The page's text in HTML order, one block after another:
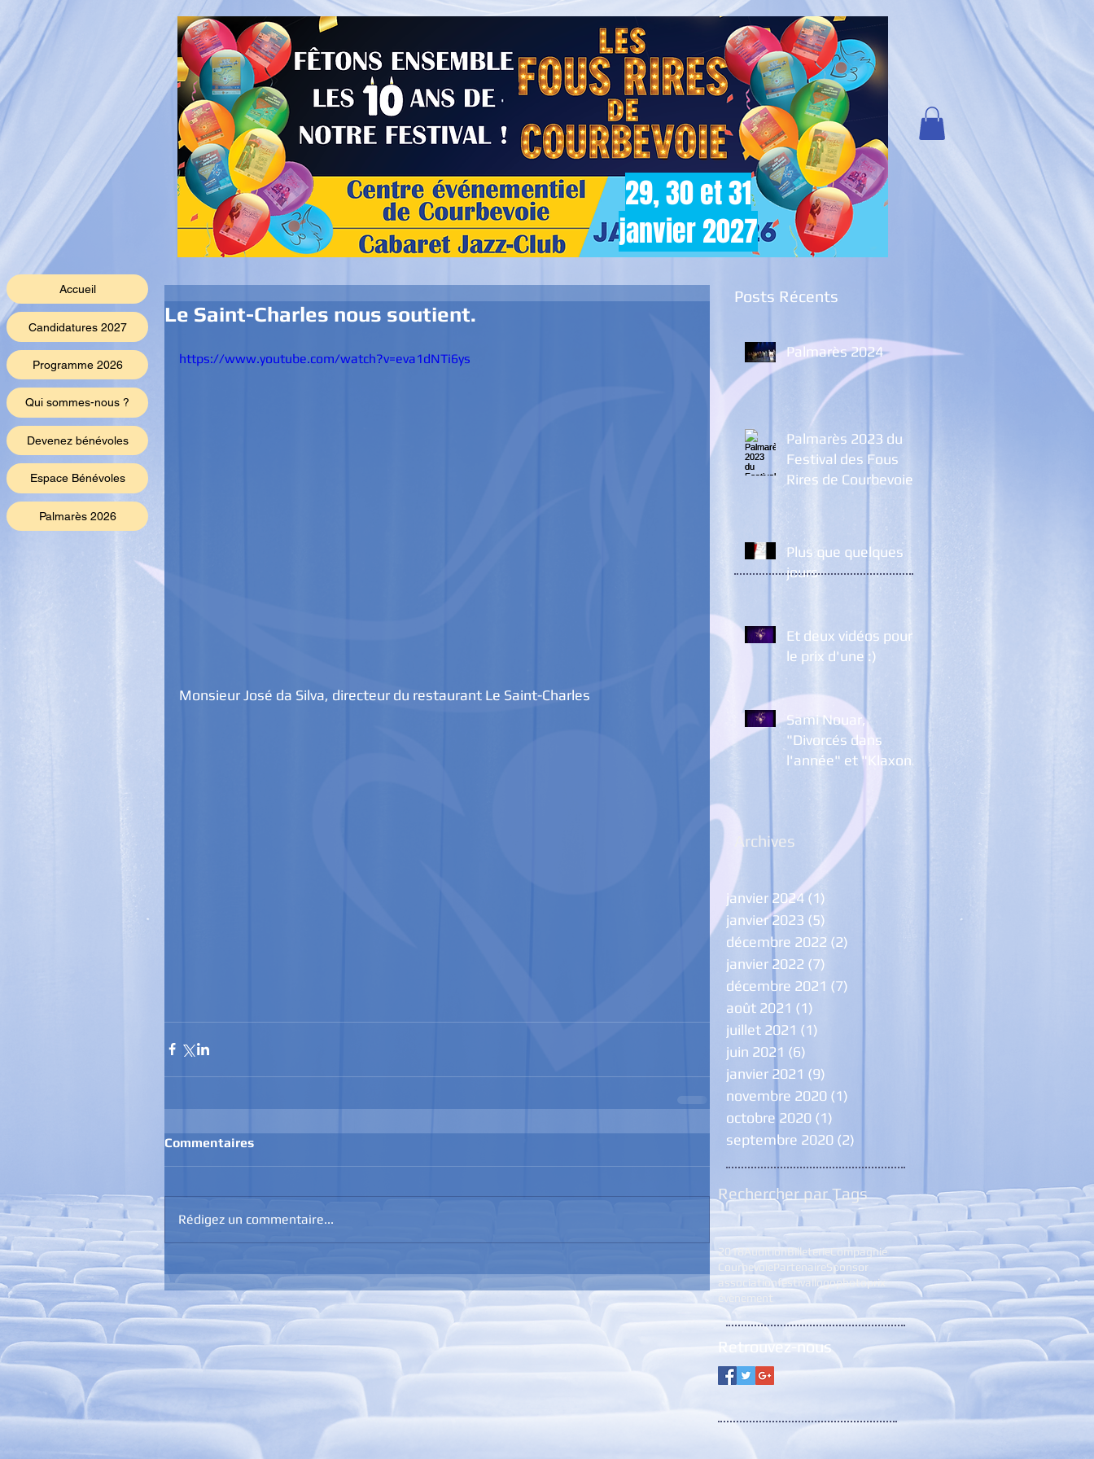
29, 30 et 31
janvier 2027
Le Saint-Charles nous soutient.
https://www.youtube.com/watch?v=eva1dNTi6ys
Monsieur José da Silva, directeur du restaurant Le Saint-Charles
Commentaires
Rédigez un commentaire...
Posts Récents
Palmarès 2024
Palmarès 2023 du
Festival des Fous
Rires de Courbevoie
Plus que quelques
jours
Et deux vidéos pour
le prix d'une :)
Sami Nouar,
"Divorcés dans
l'année" et "Klaxon,
Archives
janvier 2024 (1)
janvier 2023 (5)
décembre 2022 (2)
janvier 2022 (7)
décembre 2021 (7)
août 2021 (1)
juillet 2021 (1)
juin 2021 (6)
janvier 2021 (9)
novembre 2020 (1)
octobre 2020 (1)
septembre 2020 (2)
Rechercher par Tags
2018AuditionBilleterieCompagnie
Courbevoie PartenaireSponsor
associationfestivallogophotoprix
évènement
Retrouvez-nous
Accueil
Candidatures 2027
Programme 2026
Qui sommes-nous ?
Devenez bénévoles
Espace Bénévoles
Palmarès 2026